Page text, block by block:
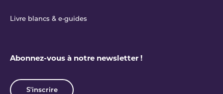
Livre blancs & e‑guides
Abonnez-vous à notre newsletter !
S'inscrire